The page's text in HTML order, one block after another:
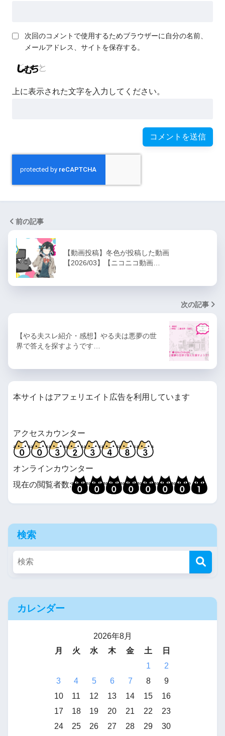
次回のコメントで使用するためブラウザーに自分の名前、
メールアドレス、サイトを保存する。
上に表示された文字を入力してください。
前の記事
【動画投稿】冬色が投稿した動画
【2026/03】【ニコニコ動画…
次の記事
【やる夫スレ紹介・感想】やる夫は悪夢の世
界で答えを探すようです…
本サイトはアフェリエイト広告を利用しています
アクセスカウンター
オンラインカウンター
現在の閲覧者数:
検索
カレンダー
2026年8月
月
火 水 木 金 土
日
1
2
3
4 5 6 7 8
9
10
11 12 13 14 15
16
17
18 19 20 21 22
23
24
25 26 27 28 29
30